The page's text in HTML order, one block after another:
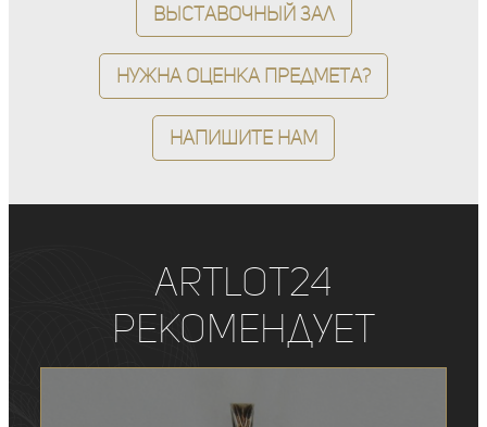
Выставочный зал
Нужна оценка предмета?
Напишите нам
ArtLot24
рекомендует